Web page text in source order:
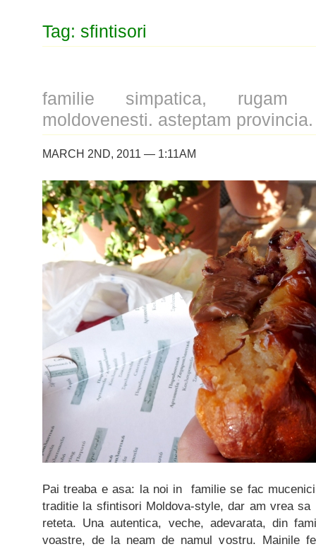
Tag: sfintisori
familie simpatica, rugam
moldovenesti. asteptam provincia.
MARCH 2ND, 2011 — 1:11AM
Pai treaba e asa: la noi in familie se fac
traditie la sfintisori Moldova-style, dar am vrea sa
reteta. Una autentica, veche, adevarata, din
voastre, de la neam de namul vostru. Mainile